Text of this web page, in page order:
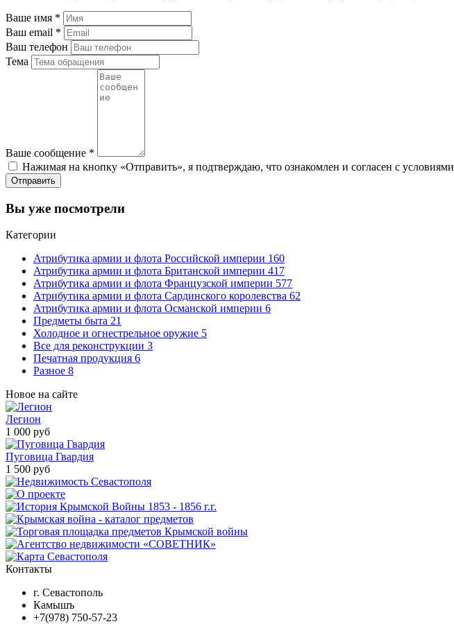
Ваше имя *
Ваш email *
Ваш телефон
Тема
Ваше сообщение *
Нажимая на кнопку «Отправить», я подтверждаю, что ознакомлен и согласен с условиями
Отправить
Вы уже посмотрели
Категории
Атрибутика армии и флота Российской империи 160
Атрибутика армии и флота Британской империи 417
Атрибутика армии и флота Французской империи 577
Атрибутика армии и флота Сардинского королевства 62
Атрибутика армии и флота Османской империи 6
Предметы быта 21
Холодное и огнестрельное оружие 5
Все для реконструкции 3
Печатная продукция 6
Разное 8
Новое на сайте
Легион
1 000 руб
Пуговица Гвардия
1 500 руб
Контакты
г. Севастополь
Камышъ
+7(978) 750-57-23